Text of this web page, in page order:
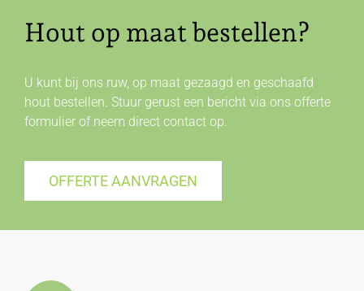
Hout op maat bestellen?
U kunt bij ons ruw, op maat gezaagd en geschaafd
hout bestellen. Stuur gerust een bericht via ons offerte
formulier of neem direct contactop.
OFFERTE AANVRAGEN